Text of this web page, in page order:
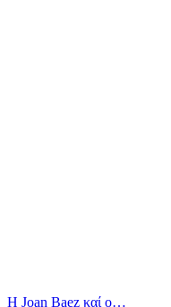
Η Joan Baez καί ο…